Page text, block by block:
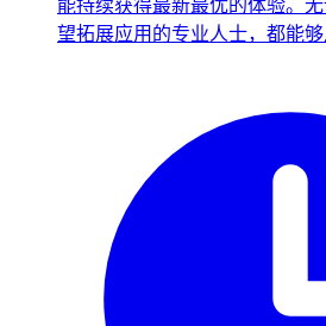
能持续获得最新最优的体验。
望拓展应用的专业人士，都能够